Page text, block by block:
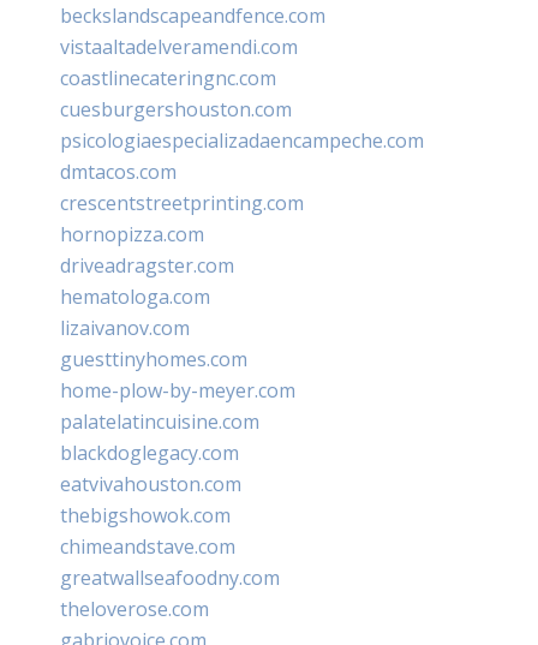
beckslandscapeandfence.com
vistaaltadelveramendi.com
coastlinecateringnc.com
cuesburgershouston.com
psicologiaespecializadaencampeche.com
dmtacos.com
crescentstreetprinting.com
hornopizza.com
driveadragster.com
hematologa.com
lizaivanov.com
guesttinyhomes.com
home-plow-by-meyer.com
palatelatincuisine.com
blackdoglegacy.com
eatvivahouston.com
thebigshowok.com
chimeandstave.com
greatwallseafoodny.com
theloverose.com